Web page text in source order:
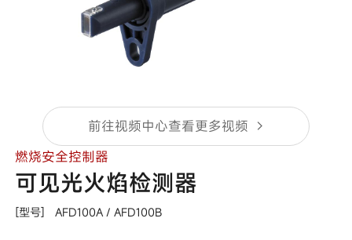
前往视频中心查看更多视频
燃烧安全控制器
可见光火焰检测器
[型号] AFD100A / AFD100B